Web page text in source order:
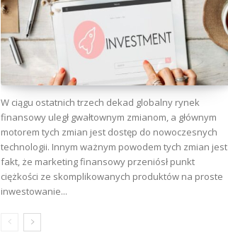
W ciągu ostatnich trzech dekad globalny rynek
finansowy uległ gwałtownym zmianom, a głównym
motorem tych zmian jest dostęp do nowoczesnych
technologii. Innym ważnym powodem tych zmian jest
fakt, że marketing finansowy przeniósł punkt
ciężkości ze skomplikowanych produktów na proste
inwestowanie...